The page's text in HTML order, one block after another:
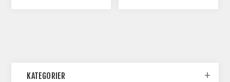
KATEGORIER